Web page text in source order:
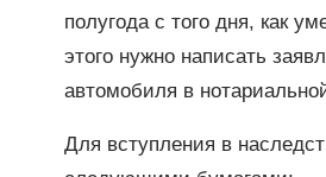
полугода с того дня, как
этого нужно написать
автомобиля в
Для вступления в